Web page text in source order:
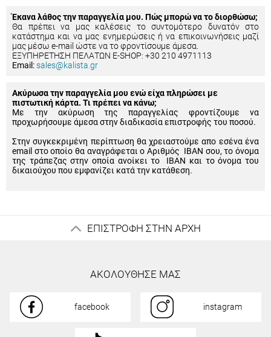
Έκανα λάθος την παραγγελία μου. Πώς μπορώ να το διορθώσω;
Θα πρέπει να μας καλέσεις το συντομότερο δυνατόν στο
κατάστημα και να μας ενημερώσεις ή να επικοινωνήσεις μαζί
μας μέσω e-mail ώστε να το φροντίσουμε άμεσα.
ΕΞΥΠΗΡΕΤΗΣΗ ΠΕΛΑΤΩΝ E-SHOP: +30 210 4971113
Email:sales@kalista.gr
Ακύρωσα την παραγγελία μου ενώ είχα πληρώσει με
πιστωτική κάρτα. Τι πρέπει να κάνω;
Με την ακύρωση της παραγγελίας φροντίζουμε να
προχωρήσουμε άμεσα στην διαδικασία επιστροφής του ποσού.
Στην συγκεκριμένη περίπτωση θα χρειαστούμε απο εσένα ένα
email στο οποίο θα αναγράφεται ο Αριθμός IBAN σου, το όνομα
της τράπεζας στην οποία ανοίκει το IBAN και το όνομα του
δικαιούχου που εμφανίζει κατά την κατάθεση.
ΕΠΙΣΤΡΟΦΗ ΣΤΗΝ ΑΡΧΗ
ΑΚΟΛΟΥΘΗΣΕ ΜΑΣ
facebook instagram